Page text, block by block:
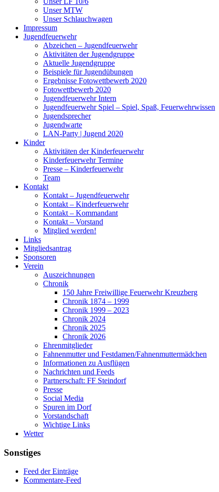
Unser MTW
Unser Schlauchwagen
Impressum
Jugendfeuerwehr
Abzeichen – Jugendfeuerwehr
Aktivitäten der Jugendgruppe
Aktuelle Jugendgruppe
Beispiele für Jugendübungen
Ergebnisse Fotowettbewerb 2020
Fotowettbewerb 2020
Jugendfeuerwehr Intern
Jugendfeuerwehr Spiel – Spiel, Spaß, Feuerwehrwissen
Jugendsprecher
Jugendwarte
LAN-Party | Jugend 2020
Kinder
Aktivitäten der Kinderfeuerwehr
Kinderfeuerwehr Termine
Presse – Kinderfeuerwehr
Team
Kontakt
Kontakt – Jugendfeuerwehr
Kontakt – Kinderfeuerwehr
Kontakt – Kommandant
Kontakt – Vorstand
Mitglied werden!
Links
Mitgliedsantrag
Sponsoren
Verein
Auszeichnungen
Chronik
150 Jahre Freiwillige Feuerwehr Kreuzberg
Chronik 1874 – 1999
Chronik 1999 – 2023
Chronik 2024
Chronik 2025
Chronik 2026
Ehrenmitglieder
Fahnenmutter und Festdamen/Fahnenmuttermädchen
Informationen zu Ausflügen
Nachrichten und Feeds
Partnerschaft: FF Steindorf
Presse
Social Media
Spuren im Dorf
Vorstandschaft
Wichtige Links
Wetter
Sonstiges
Feed der Einträge
Kommentare-Feed